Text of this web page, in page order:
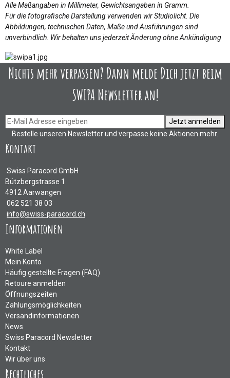
Alle Maßangaben in Millimeter, Gewichtsangaben in Gramm.
Für die fotografische Darstellung verwenden wir Studiolicht. Die
Abbildungen, technischen Daten, Maße und Ausführungen sind
unverbindlich. Wir behalten uns jederzeit Änderung ohne Ankündigung
Nichts mehr verpassen? Dann melde Dich jetzt beim
SWIPA Newsletter an!
Jetzt anmelden
Bestelle unseren Newsletter und verpasse keine Aktionen mehr.
Kontakt
Swiss Paracord GmbH
Bützbergstrasse 1
4912 Aarwangen
062 521 38 03
info@swiss-paracord.ch
Informationen
White Label
Mein Konto
Häufig gestellte Fragen (FAQ)
Retoure anmelden
Öffnungszeiten
Zahlungsmöglichkeiten
Versandinformationen
News
Swiss Paracord Newsletter
Kontakt
Wir über uns
Rechtliches